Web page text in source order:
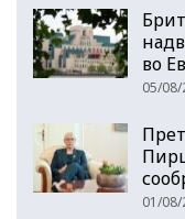
во
05/
01/